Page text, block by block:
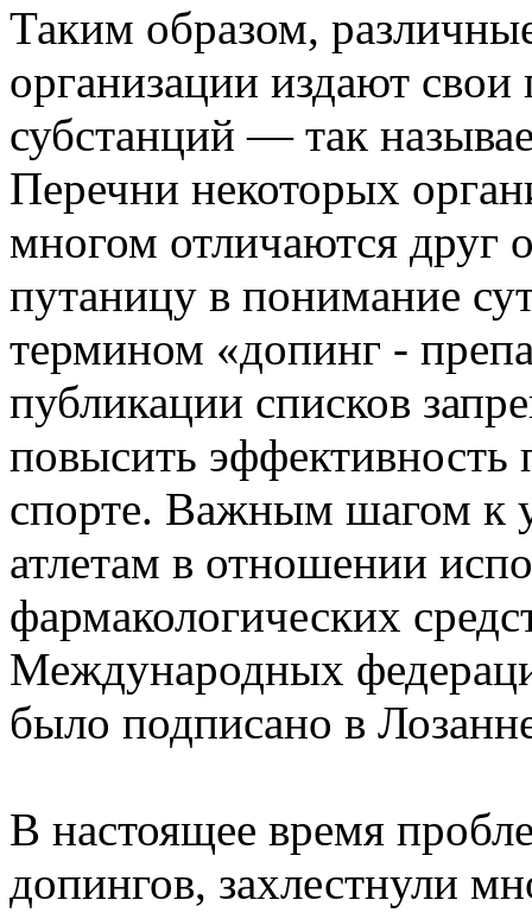
Таким образом,
организации издают
субстанций — так
Перечни некоторых
многом отличаются друг
путаницу в понимание
термином «допинг -
публикации списков
повысить эффективность
спорте. Важным шагом к
атлетам в отношении
фармакологических
Международных
было подписано в
В настоящее время
допингов, захлестнули